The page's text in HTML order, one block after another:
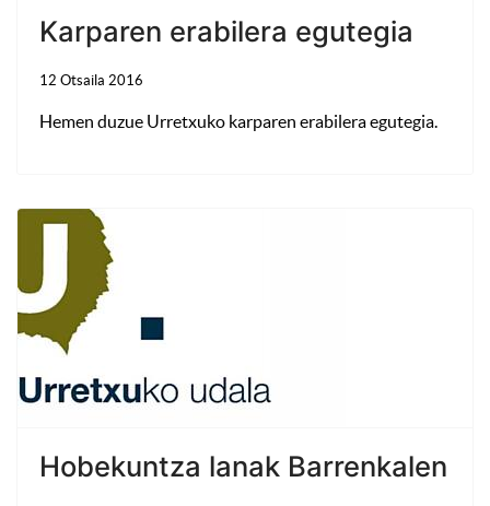
Karparen erabilera egutegia
12 Otsaila 2016
Hemen duzue Urretxuko karparen erabilera egutegia.
Hobekuntza lanak Barrenkalen